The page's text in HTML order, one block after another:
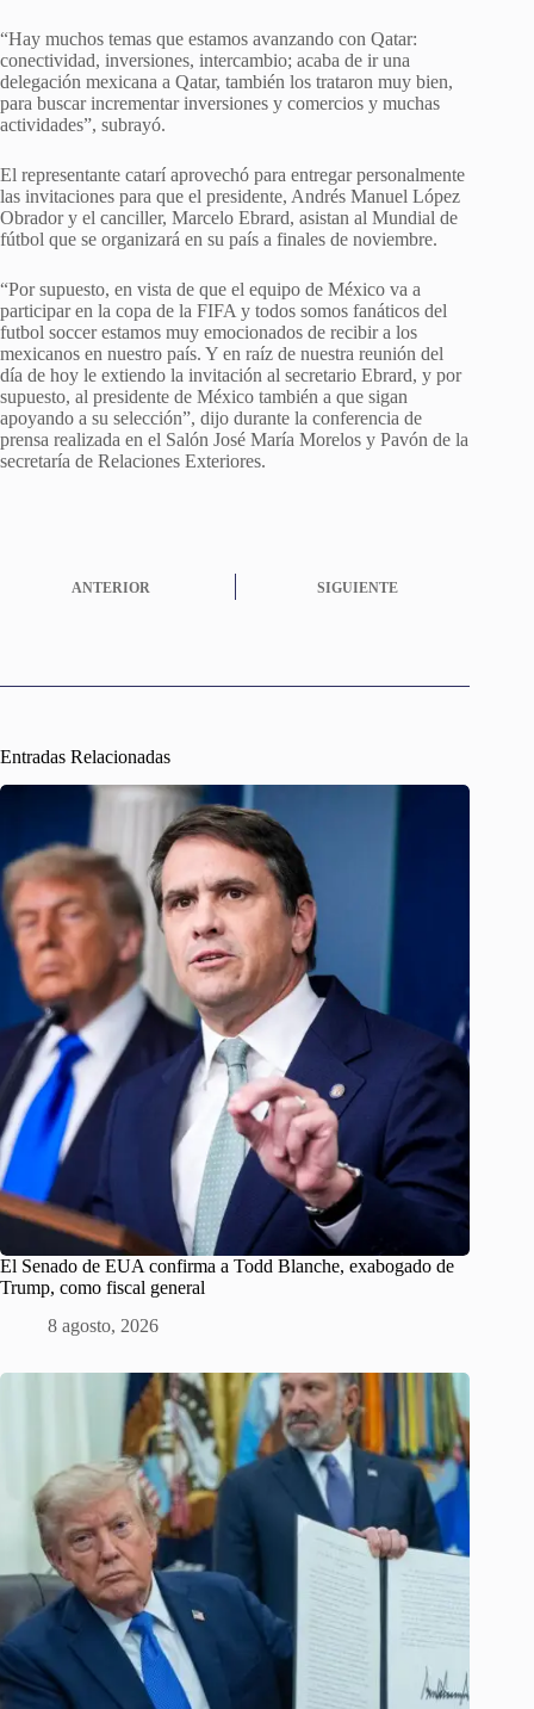
“Hay muchos temas que estamos avanzando con Qatar:
conectividad, inversiones, intercambio; acaba de ir una
delegación mexicana a Qatar, también los trataron muy bien,
para buscar incrementar inversiones y comercios y muchas
actividades”, subrayó.
El representante catarí aprovechó para entregar personalmente
las invitaciones para que el presidente, Andrés Manuel López
Obrador y el canciller, Marcelo Ebrard, asistan al Mundial de
fútbol que se organizará en su país a finales de noviembre.
“Por supuesto, en vista de que el equipo de México va a
participar en la copa de la FIFA y todos somos fanáticos del
futbol soccer estamos muy emocionados de recibir a los
mexicanos en nuestro país. Y en raíz de nuestra reunión del
día de hoy le extiendo la invitación al secretario Ebrard, y por
supuesto, al presidente de México también a que sigan
apoyando a su selección”, dijo durante la conferencia de
prensa realizada en el Salón José María Morelos y Pavón de la
secretaría de Relaciones Exteriores.
ANTERIOR SIGUIENTE
Entradas Relacionadas
El Senado de EUA confirma a Todd Blanche, exabogado de
Trump, como fiscal general
8 agosto, 2026